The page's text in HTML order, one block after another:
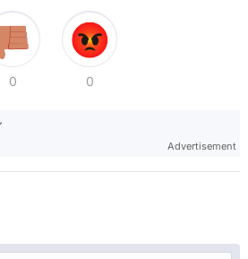
0 0
Advertisement